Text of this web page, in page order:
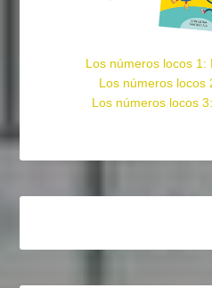
Los números locos 1:
Los números locos
Los números locos